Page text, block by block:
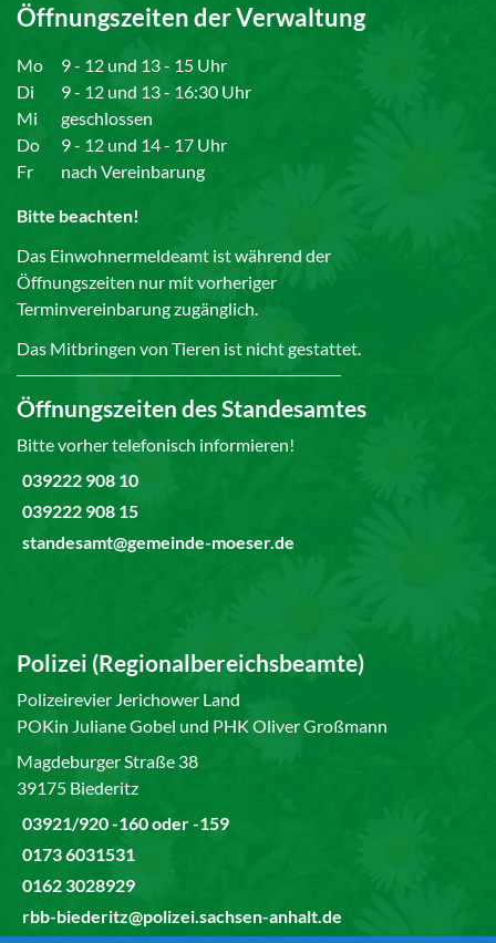
Öffnungszeiten der Verwaltung
Mo
9 - 12 und 13 - 15 Uhr
Di
9 - 12 und 13 - 16:30 Uhr
Mi
geschlossen
Do
9 - 12 und 14 - 17 Uhr
Fr
nach Vereinbarung
Bitte beachten!
Das Einwohnermeldeamt ist während der
Öffnungszeiten nur mit vorheriger
Terminvereinbarung zugänglich.
Das Mitbringen von Tieren ist nicht gestattet.
Öffnungszeiten des Standesamtes
Bitte vorher telefonisch informieren!
039222 908 10
039222 908 15
standesamt@gemeinde-moeser.de
Polizei (Regionalbereichsbeamte)
Polizeirevier Jerichower Land
POKin Juliane Gobel und PHK Oliver Großmann
Magdeburger Straße 38
39175 Biederitz
03921/920 -160 oder -159
0173 6031531
0162 3028929
rbb-biederitz@polizei.sachsen-anhalt.de